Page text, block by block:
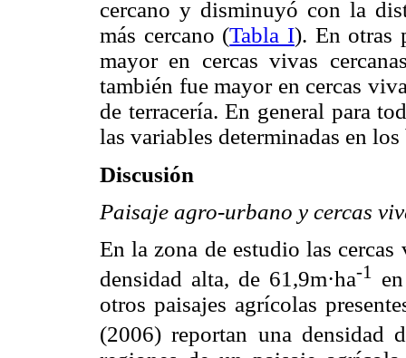
cercano y disminuyó con la
más cercano (Tabla I). En otras
mayor en cercas vivas
también fue mayor en cercas
de terracería. En general para
las variables determinadas en
Discusión
Paisaje agro-urbano y cercas
En la zona de estudio las
densidad alta, de 61,9m·ha-1
otros paisajes agrícolas
(2006) reportan una densidad